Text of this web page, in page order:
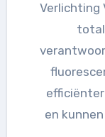
Verlichting Verlichting kan tot 10% van het
en